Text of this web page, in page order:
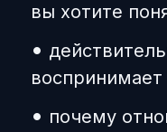
вы хотите
•
• почему